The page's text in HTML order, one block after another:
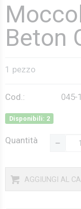
Beton
1 pezzo
Cod.: 045-
Disponibili: 2
Quantità
AGGIUNGI AL